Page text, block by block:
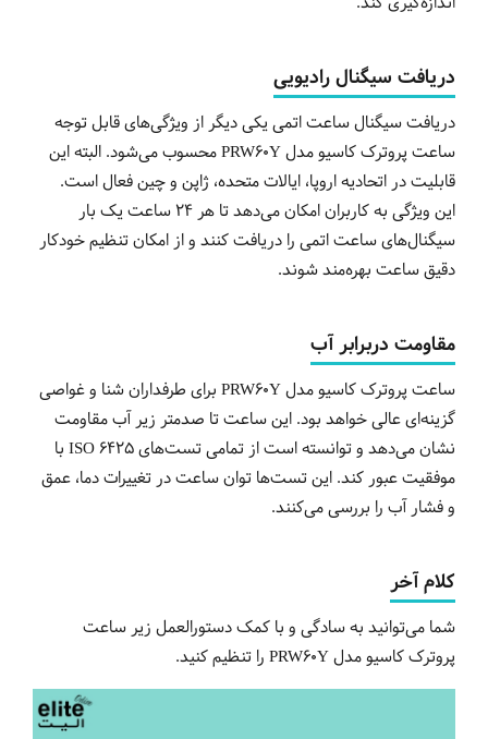
دریافت سیگنال رادیویی
دریافت سیگنال ساعت اتمی یکی دیگر از ویژگی‌های قابل توجه
ساعت پروترک کاسیو مدل PRW60Y محسوب می‌شود. البته این
قابلیت در اتحادیه اروپا، ایالات متحده، ژاپن و چین فعال است.
این ویژگی به کاربران امکان می‌دهد تا هر 24 ساعت یک بار
سیگنال‌های ساعت اتمی را دریافت کنند و از امکان تنظیم خودکار
دقیق ساعت بهره‌مند شوند.
مقاومت دربرابر آب
ساعت پروترک کاسیو مدل PRW60Y برای طرفداران شنا و غواصی
گزینه‌ای عالی خواهد بود. این ساعت تا صدمتر زیر آب مقاومت
نشان می‌دهد و توانسته است از تمامی تست‌های ISO 6425 با
موفقیت عبور کند. این تست‌ها توان ساعت در تغییرات دما، عمق
و فشار آب را بررسی می‌کنند.
کلام آخر
شما می‌توانید به سادگی و با کمک دستورالعمل زیر ساعت
پروترک کاسیو مدل PRW60Y را تنظیم کنید.